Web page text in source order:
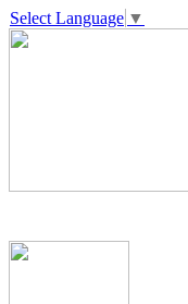
Select Language ▼